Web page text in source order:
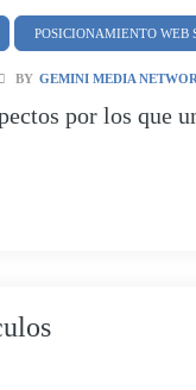
POSICIONAMIENTO WEB
por los que
BY GEMINI MEDIA